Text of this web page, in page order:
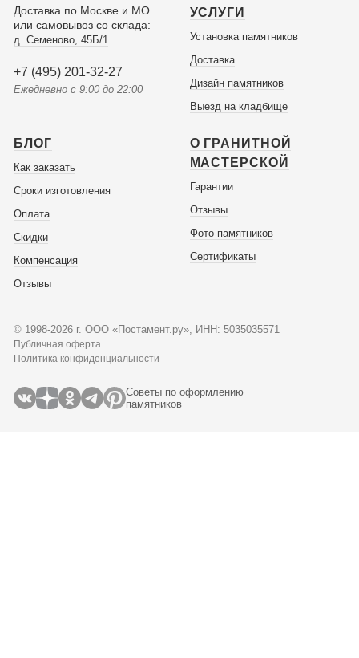
Доставка по Москве и МО
или самовывоз со склада:
д. Семеново, 45Б/1
+7 (495) 201-32-27
Ежедневно с 9:00 до 22:00
УСЛУГИ
Установка памятников
Доставка
Дизайн памятников
Выезд на кладбище
БЛОГ
Как заказать
Сроки изготовления
Оплата
Скидки
Компенсация
Отзывы
О ГРАНИТНОЙ
МАСТЕРСКОЙ
Гарантии
Отзывы
Фото памятников
Сертификаты
© 1998-2026 г. ООО «Постамент.ру», ИНН: 5035035571
Публичная оферта
Политика конфиденциальности
Советы по оформлению
памятников